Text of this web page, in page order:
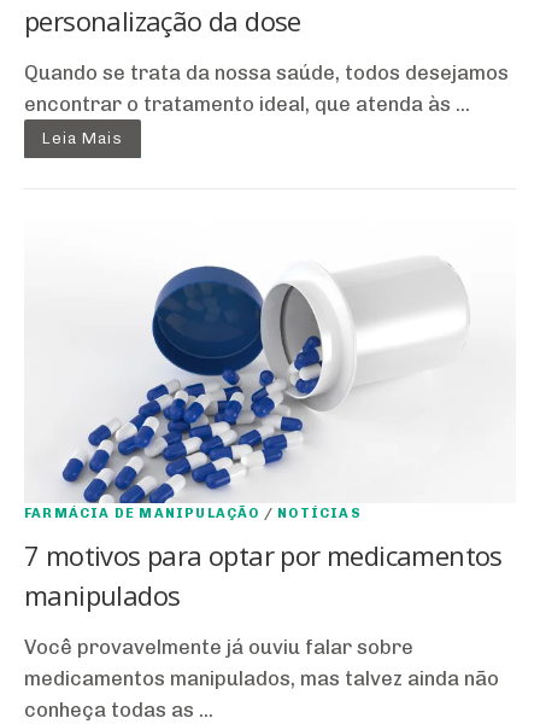
personalização da dose
Quando se trata da nossa saúde, todos desejamos
encontrar o tratamento ideal, que atenda às ...
Leia Mais
FARMÁCIA DE MANIPULAÇÃO / NOTÍCIAS
7 motivos para optar por medicamentos
manipulados
Você provavelmente já ouviu falar sobre
medicamentos manipulados, mas talvez ainda não
conheça todas as ...